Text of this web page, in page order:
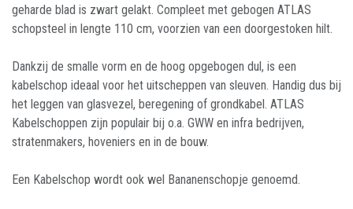
geharde blad is zwart gelakt. Compleet met gebogen ATLAS
schopsteel in lengte 110 cm, voorzien van een doorgestoken hilt.
Dankzij de smalle vorm en de hoog opgebogen dul, is een
kabelschop ideaal voor het uitscheppen van sleuven. Handig dus bij
het leggen van glasvezel, beregening of grondkabel. ATLAS
Kabelschoppen zijn populair bij o.a. GWW en infra bedrijven,
stratenmakers, hoveniers en in de bouw.
Een Kabelschop wordt ook wel Bananenschopje genoemd.